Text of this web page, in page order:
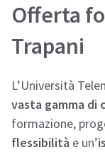
Offerta
Trapani
L’Università
vasta gamma di
formazione,
flessibilità e un’